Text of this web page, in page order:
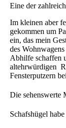
Eine der
Im kleinen aber
gekommen um
ein, das mein
des
Abhilfe schaffen
altehrwürdigen
Fensterputzern
Die sehenswerte
Schafshügel